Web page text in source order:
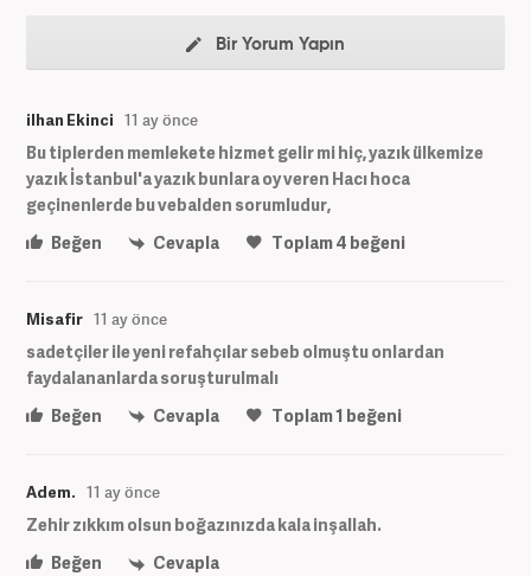
Bir Yorum Yapın
ilhan Ekinci 11 ay önce
Bu tiplerden memlekete hizmet gelir mi hiç, yazık ülkemize
yazık İstanbul'a yazık bunlara oy veren Hacı hoca
geçinenlerde bu vebalden sorumludur,
Beğen
Cevapla Toplam4 beğeni
Misafir 11 ay önce
sadetçiler ile yeni refahçılar sebeb olmuştu onlardan
faydalananlarda soruşturulmalı
Beğen
Cevapla Toplam1 beğeni
Adem. 11 ay önce
Zehir zıkkım olsun boğazınızda kala inşallah.
Beğen
Cevapla